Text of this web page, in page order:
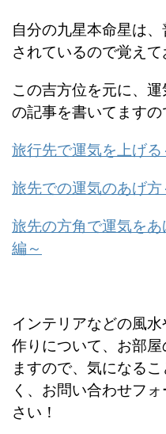
自分の九星本命星は
されているので覚えて
この吉方位を元に、
の記事を書いてますの
旅行先で運気を上げ
旅先での運気のあげ
旅先の方角で運気を
編～
インテリアなどの風
作りについて、お部
ますので、気になる
く、お問い合わせフ
さい！